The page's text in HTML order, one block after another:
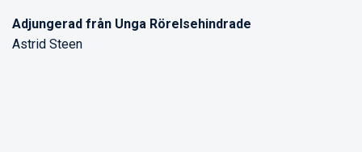
Adjungerad från Unga Rörelsehindrade
Astrid Steen